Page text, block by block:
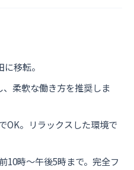
移転。
柔軟な働き方を推奨しま
OK。リラックスした環境で
10時～午後5時まで。完全フ